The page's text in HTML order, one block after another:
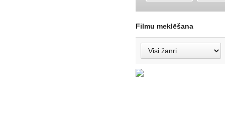
Filmu meklēšana